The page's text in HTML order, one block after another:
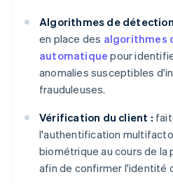
Algorithmes de
en place des algorithmes
automatique pour
anomalies susceptibles
frauduleuses.
Vérification du client :
l'authentification
biométrique au cours de la
afin de confirmer l'identité